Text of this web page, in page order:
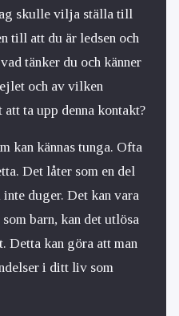
skulle vilja ställa till
till att du är ledsen och
tänker du och känner
och av vilken
ta upp denna kontakt?
kan kännas tunga. Ofta
Det låter som en del
duger. Det kan vara
barn, kan det utlösa
Detta kan göra att man
i ditt liv som